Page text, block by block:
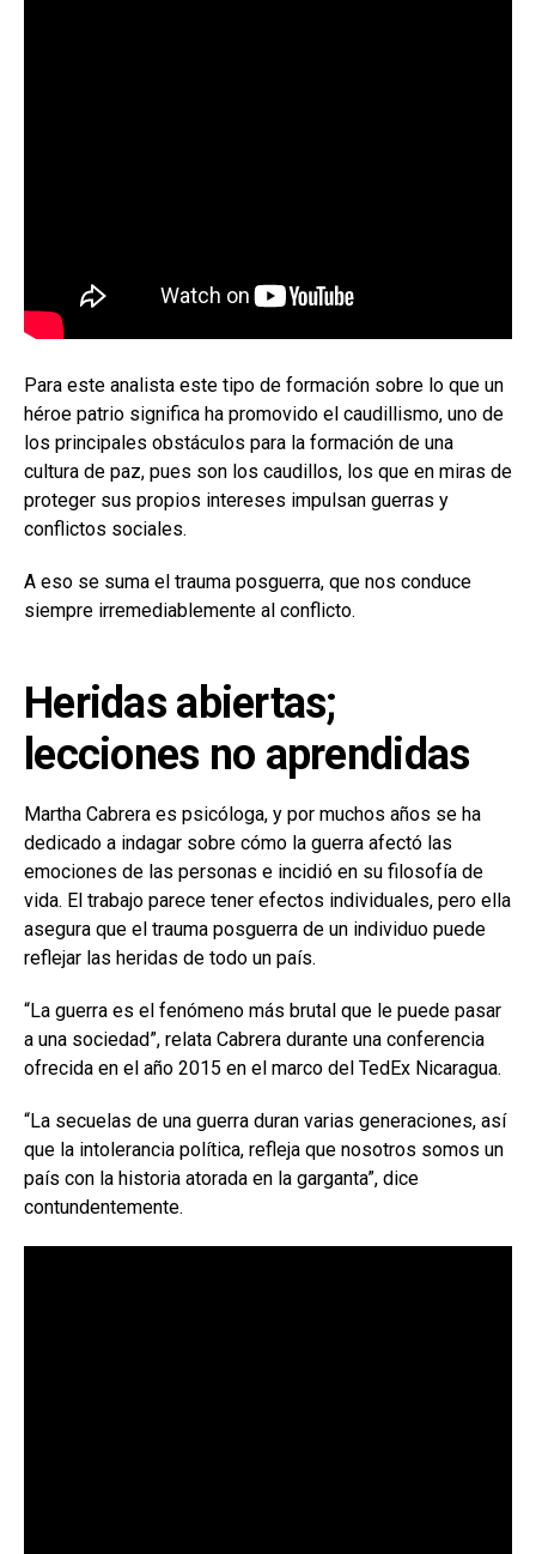
Para este analista este tipo de formación sobre lo que un
héroe patrio significa ha promovido el caudillismo, uno de
los principales obstáculos para la formación de una
cultura de paz, pues son los caudillos, los que en miras de
proteger sus propios intereses impulsan guerras y
conflictos sociales.
A eso se suma el trauma posguerra, que nos conduce
siempre irremediablemente al conflicto.
Heridas abiertas;
lecciones no aprendidas
Martha Cabrera es psicóloga, y por muchos años se ha
dedicado a indagar sobre cómo la guerra afectó las
emociones de las personas e incidió en su filosofía de
vida. El trabajo parece tener efectos individuales, pero ella
asegura que el trauma posguerra de un individuo puede
reflejar las heridas de todo un país.
“La guerra es el fenómeno más brutal que le puede pasar
a una sociedad”, relata Cabrera durante una conferencia
ofrecida en el año 2015 en el marco del TedEx Nicaragua.
“La secuelas de una guerra duran varias generaciones, así
que la intolerancia política, refleja que nosotros somos un
país con la historia atorada en la garganta”, dice
contundentemente.